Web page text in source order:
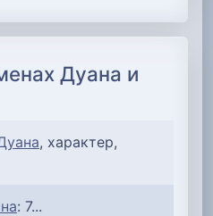
Дуана и
, характер,
: 7...